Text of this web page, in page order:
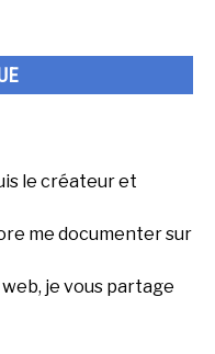
le créateur et
me documenter sur
je vous partage